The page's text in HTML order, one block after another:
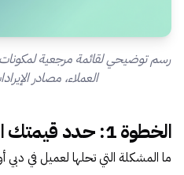
رسم توضيحي لقائمة مرجعية
العملاء، مصادر
الخطوة 1: حدد قيمتك المقترحة (الـ "لماذا")
ما المشكلة التي تحلها لعميل في دبي